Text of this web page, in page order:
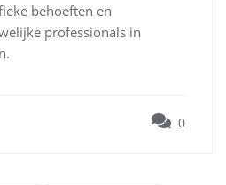
behoeften en
professionals in
0